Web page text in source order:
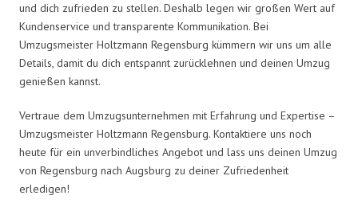
und dich zufrieden zu stellen. Deshalb legen wir großen Wert auf
Kundenservice und transparente Kommunikation. Bei
Umzugsmeister Holtzmann Regensburg kümmern wir uns um alle
Details, damit du dich entspannt zurücklehnen und deinen Umzug
genießen kannst.
Vertraue dem Umzugsunternehmen mit Erfahrung und Expertise –
Umzugsmeister Holtzmann Regensburg. Kontaktiere uns noch
heute für ein unverbindliches Angebot und lass uns deinen Umzug
von Regensburg nach Augsburg zu deiner Zufriedenheit
erledigen!